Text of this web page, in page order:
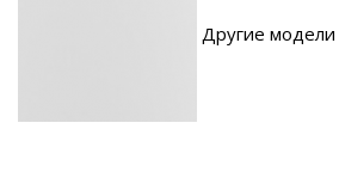
Другие модели